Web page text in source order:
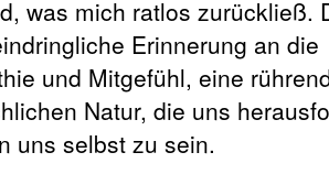
was mich ratlos zurückließ.
Erinnerung an die
und Mitgefühl, eine
Natur, die uns
uns selbst zu sein.